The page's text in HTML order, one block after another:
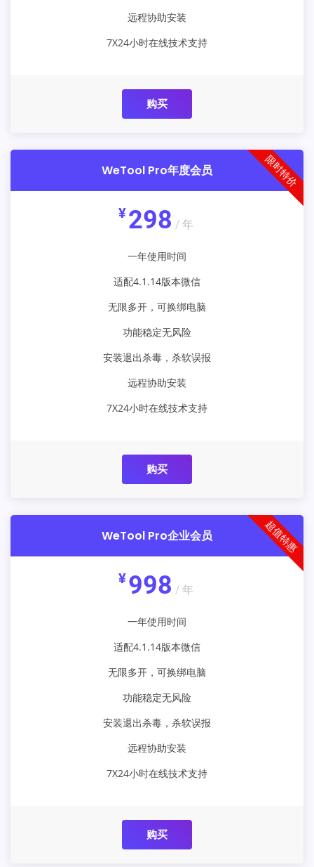
远程协助安装
7X24小时在线技术支持
购买
限时特价
WeTool Pro年度会员
¥298 / 年
一年使用时间
适配4.1.14版本微信
无限多开，可换绑电脑
功能稳定无风险
安装退出杀毒，杀软误报
远程协助安装
7X24小时在线技术支持
购买
超值特惠
WeTool Pro企业会员
¥998 / 年
一年使用时间
适配4.1.14版本微信
无限多开，可换绑电脑
功能稳定无风险
安装退出杀毒，杀软误报
远程协助安装
7X24小时在线技术支持
购买